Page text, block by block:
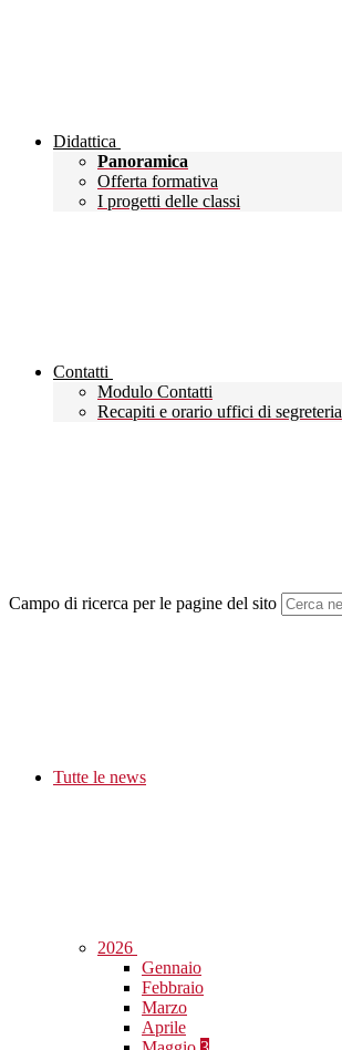
Didattica
Panoramica
Offerta formativa
I progetti delle classi
Contatti
Modulo Contatti
Recapiti e orario uffici di segreteria
Campo di ricerca per le pagine del sito
Tutte le news
2026
Gennaio
Febbraio
Marzo
Aprile